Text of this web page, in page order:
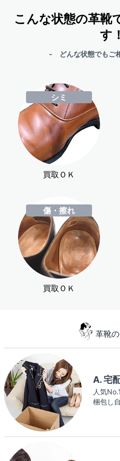
こんな状態の革靴
す！
- どんな状態でもご
シミ
買取ＯＫ
傷・擦れ
買取ＯＫ
革靴
A. 宅
人気
梱包し